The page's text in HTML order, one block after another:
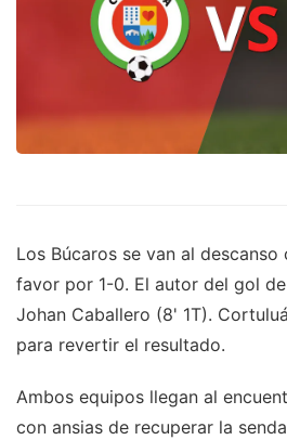
Los Búcaros se van al
favor por 1-0. El autor del gol
Johan Caballero (8' 1T).
para revertir el resultado.
Ambos equipos llegan al
con ansias de recuperar la